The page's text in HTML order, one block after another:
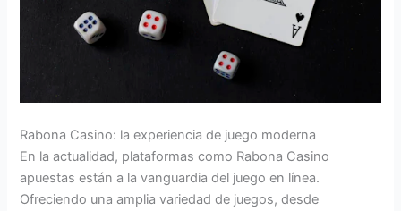
Rabona Casino: la experiencia de juego moderna
En la actualidad, plataformas como Rabona Casino
apuestas están a la vanguardia del juego en línea.
Ofreciendo una amplia variedad de juegos, desde